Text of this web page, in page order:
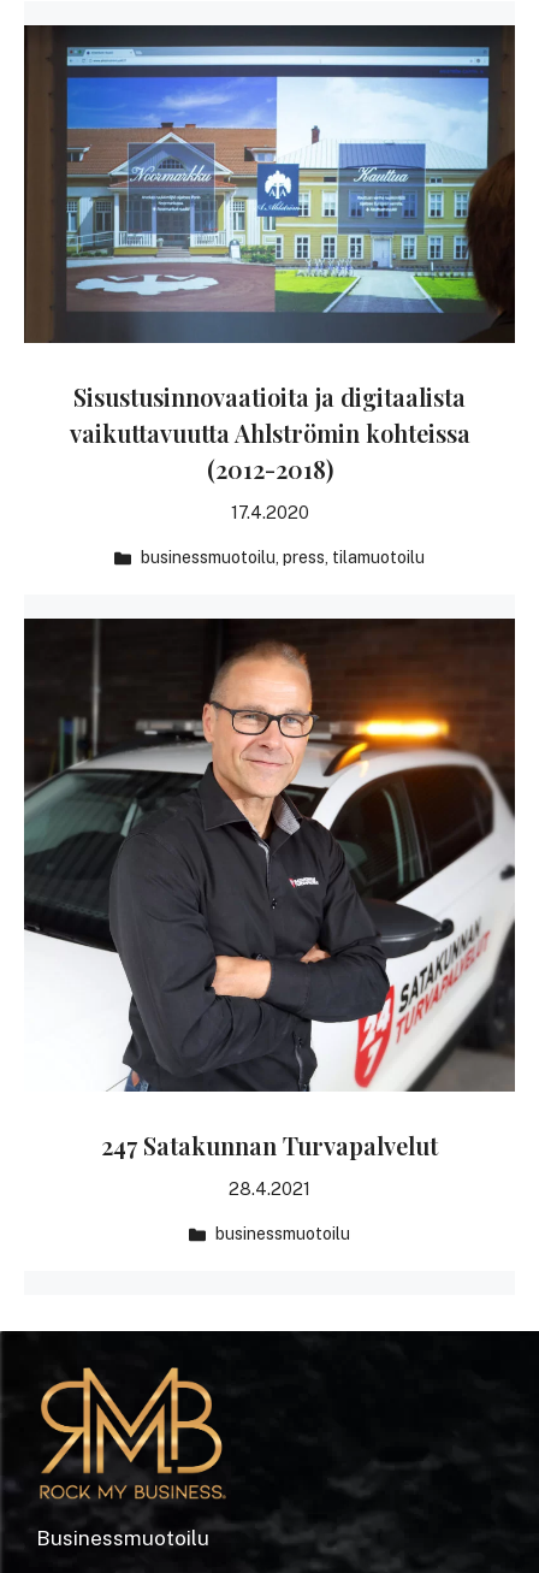
Sisustusinnovaatioita ja digitaalista
vaikuttavuutta Ahlströmin kohteissa
(2012-2018)
17.4.2020
businessmuotoilu,press, tilamuotoilu
247 Satakunnan Turvapalvelut
28.4.2021
businessmuotoilu
Businessmuotoilu